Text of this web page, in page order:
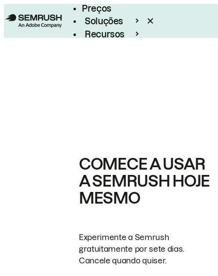
Preços
Soluções
Recursos
COMECE A USAR
A SEMRUSH HOJE
MESMO
Experimente a Semrush
gratuitamente por sete dias.
Cancele quando quiser.